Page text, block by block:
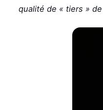
qualité de « tiers »